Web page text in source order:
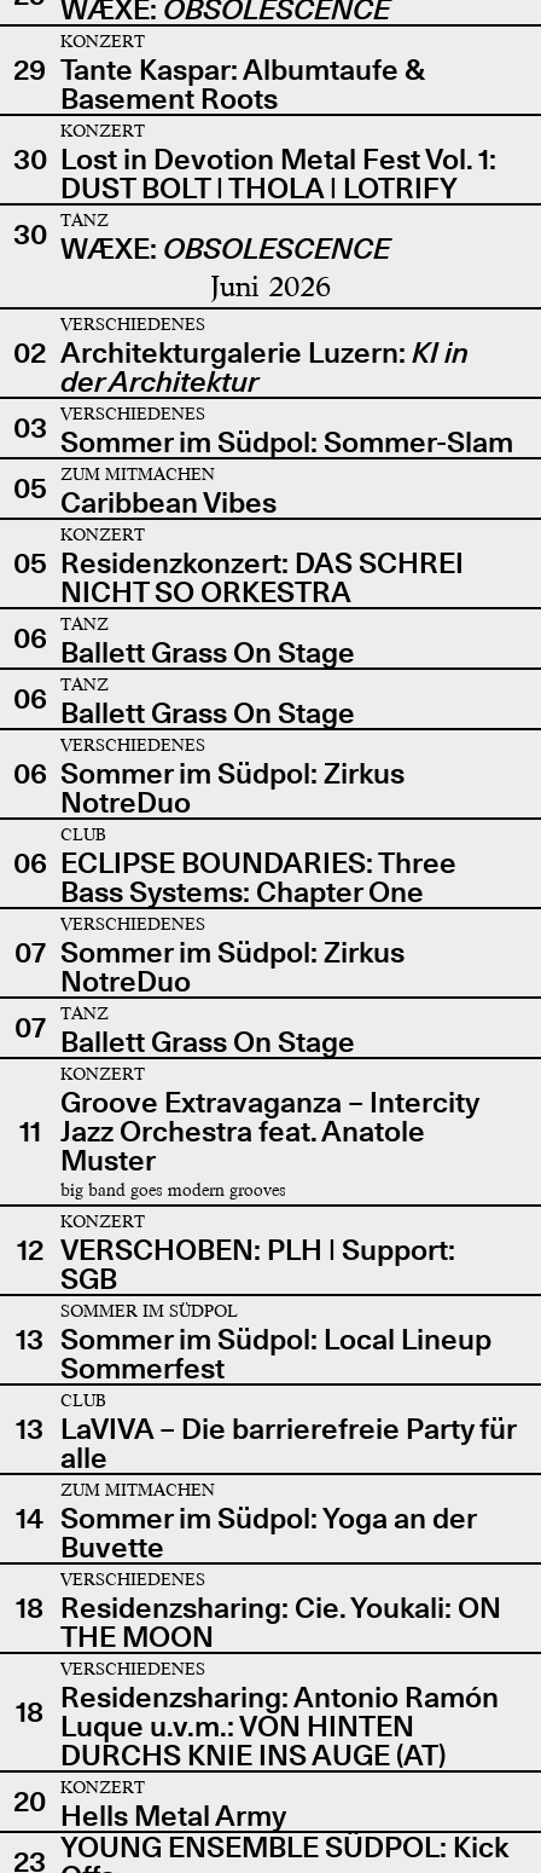
WÆXE: OBSOLESCENCE
29
KONZERT
Tante Kaspar: Albumtaufe &
Basement Roots
30
KONZERT
Lost in Devotion Metal Fest Vol. 1:
DUST BOLT | THOLA | LOTRIFY
30
TANZ
WÆXE: OBSOLESCENCE
Juni 2026
02
VERSCHIEDENES
Architekturgalerie Luzern: KI in
der Architektur
03
VERSCHIEDENES
Sommer im Südpol: Sommer-Slam
05
ZUM MITMACHEN
Caribbean Vibes
05
KONZERT
Residenzkonzert: DAS SCHREI
NICHT SO ORKESTRA
06
TANZ
Ballett Grass On Stage
06
TANZ
Ballett Grass On Stage
06
VERSCHIEDENES
Sommer im Südpol: Zirkus
NotreDuo
06
CLUB
ECLIPSE BOUNDARIES: Three
Bass Systems: Chapter One
07
VERSCHIEDENES
Sommer im Südpol: Zirkus
NotreDuo
07
TANZ
Ballett Grass On Stage
11
KONZERT
Groove Extravaganza – Intercity
Jazz Orchestra feat. Anatole
Muster
big band goes modern grooves
12
KONZERT
VERSCHOBEN: PLH | Support:
SGB
13
SOMMER IM SÜDPOL
Sommer im Südpol: Local Lineup
Sommerfest
13
CLUB
LaVIVA – Die barrierefreie Party für
alle
14
ZUM MITMACHEN
Sommer im Südpol: Yoga an der
Buvette
18
VERSCHIEDENES
Residenzsharing: Cie. Youkali: ON
THE MOON
18
VERSCHIEDENES
Residenzsharing: Antonio Ramón
Luque u.v.m.: VON HINTEN
DURCHS KNIE INS AUGE (AT)
20
KONZERT
Hells Metal Army
23 YOUNG ENSEMBLE SÜDPOL: Kick